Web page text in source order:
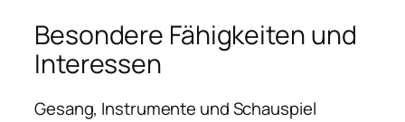
Besondere Fähigkeiten und
Interessen
Gesang, Instrumente und Schauspiel